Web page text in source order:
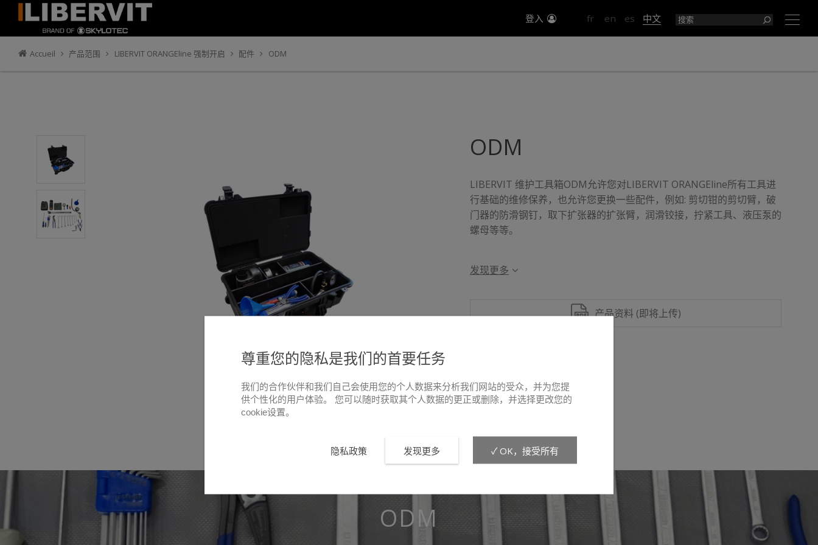
登入 fr en es 中文
Accueil 产品范围 LIBERVIT ORANGEline 强制开启 配件 ODM
ODM
LIBERVIT 维护工具箱ODM允许您对LIBERVIT ORANGEline所有工具进
行基础的维修保养，也允许您更换一些配件，例如: 剪切钳的剪切臂，破
门器的防滑钢钉，取下扩张器的扩张臂，润滑铰接，拧紧工具、液压泵的
螺母等等。
发现更多
产品资料 (即将上传)
ODM
尊重您的隐私是我们的首要任务
我们的合作伙伴和我们自己会使用您的个人数据来分析我们网站的受众，并为您提
供个性化的用户体验。 您可以随时获取其个人数据的更正或删除，并选择更改您的
cookie设置。
隐私政策 发现更多 ✓ OK，接受所有